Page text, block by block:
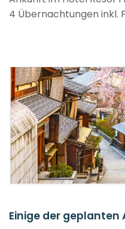
4 Übernachtungen inkl.
Einige der